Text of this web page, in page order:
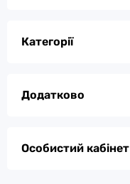
Категорії
Додатково
Особистий кабінет